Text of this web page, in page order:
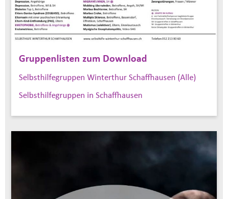
Gruppenlisten zum Download
Selbsthilfegruppen Winterthur Schaffhausen (Alle)
Selbsthilfegruppen in Schaffhausen